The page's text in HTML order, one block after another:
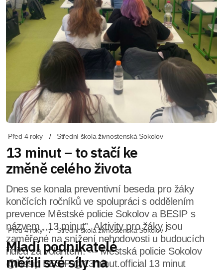
Před 4 roky Střední škola živnostenská Sokolov
13 minut – to stačí ke
změně celého života
Dnes se konala preventivní beseda pro žáky
končících ročníků ve spolupráci s oddělením
prevence Městské policie Sokolov a BESIP s
názvem ,,13 minut”. Aktivity pro žáky jsou
zaměřené na snížení nehodovosti u budoucích
řidičů za volantem. --- Městská policie Sokolov
@ibesip BESIP @13minut.official 13 minut